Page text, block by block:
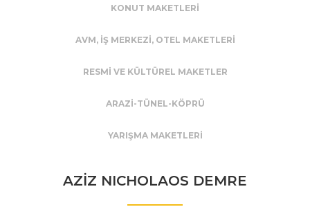
KONUT MAKETLERİ
AVM, İŞ MERKEZİ, OTEL MAKETLERİ
RESMİ VE KÜLTÜREL MAKETLER
ARAZİ-TÜNEL-KÖPRÜ
YARIŞMA MAKETLERİ
AZİZ NICHOLAOS DEMRE